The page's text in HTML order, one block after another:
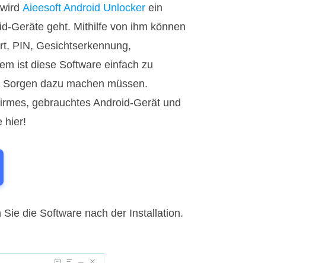
Aieesoft Android Unlocker ein
Geräte geht. Mithilfe von ihm können
PIN, Gesichtserkennung,
ist diese Software einfach zu
dazu machen müssen.
gebrauchtes Android-Gerät und
hier!
die Software nach der Installation.